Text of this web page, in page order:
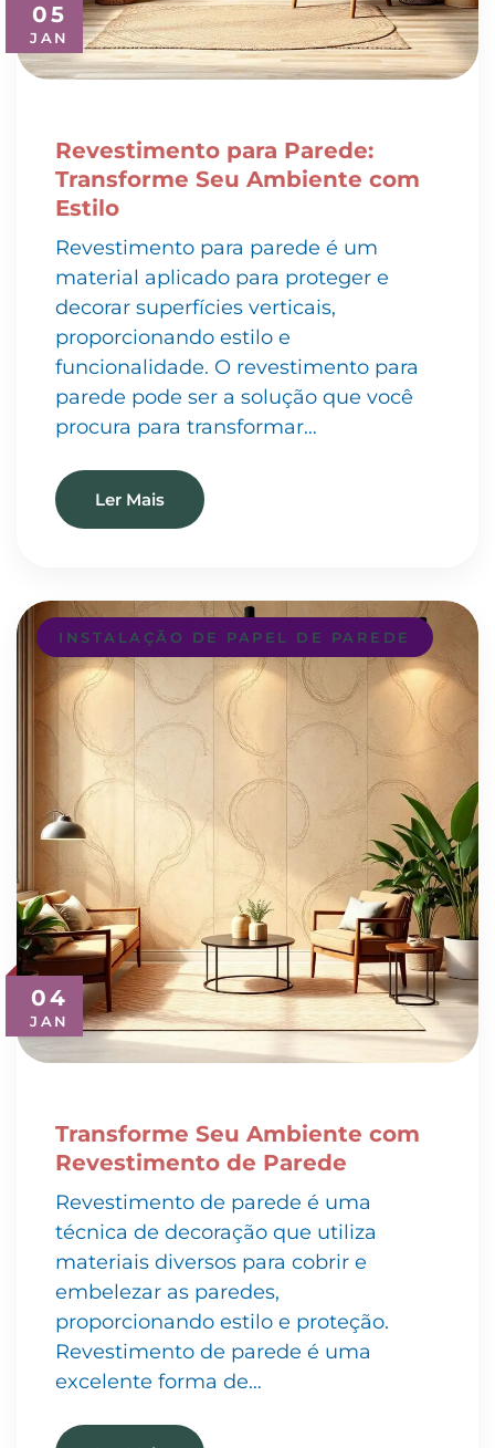
05
JAN
Revestimento para Parede:
Transforme Seu Ambiente com
Estilo
Revestimento para parede é um
material aplicado para proteger e
decorar superfícies verticais,
proporcionando estilo e
funcionalidade. O revestimento para
parede pode ser a solução que você
procura para transformar…
Ler Mais
04
JAN
INSTALAÇÃO DE PAPEL DE PAREDE
Transforme Seu Ambiente com
Revestimento de Parede
Revestimento de parede é uma
técnica de decoração que utiliza
materiais diversos para cobrir e
embelezar as paredes,
proporcionando estilo e proteção.
Revestimento de parede é uma
excelente forma de…